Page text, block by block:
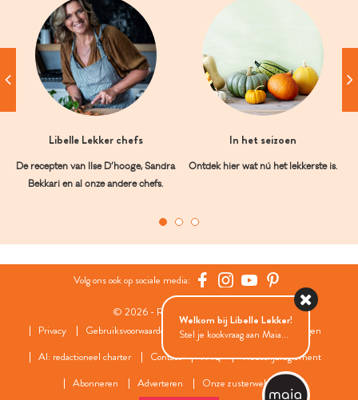
Libelle Lekker chefs
De recepten van Ilse D’hooge, Sandra
Bekkari en al onze andere chefs.
In het seizoen
Ontdek hier wat nú het lekkerste is.
Volg ons ook op sociale media:
© 2026 - Roularta Media Group
Privacy
Gebruiksvoorwaarden Cookies
Cookies instellingen
AI: redactioneel charter
Contact FAQ
Wedstrijdreglement
Abonneren
Adverteren Onze zusterwebsites
Welkom bij Libelle Lekker!
Stel je kookvraag aan Maia...